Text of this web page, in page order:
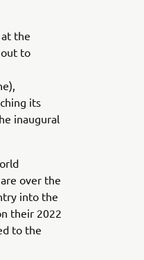
the
to
its
inaugural
over the
into the
their 2022
to the